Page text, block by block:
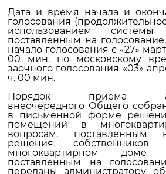
Дата и время начала и
голосования
использованием
поставленным на
начало голосования с «27»
00 мин. по московскому
заочного голосования «03»
ч. 00 мин.
Порядок приема
внеочередного Общего
в письменной форме
помещений в
вопросам, поставленным
решения
многоквартирном
поставленным на
переданы администратору